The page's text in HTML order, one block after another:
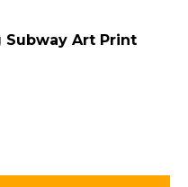
Subway Art Print